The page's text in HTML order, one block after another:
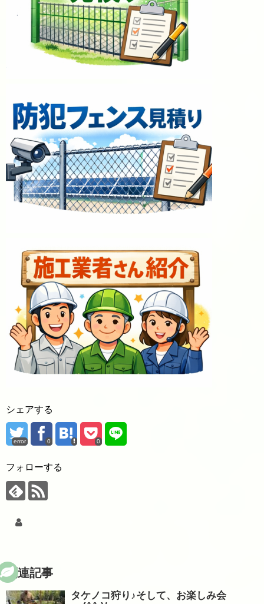
シェアする
error 0 0
フォローする
関連記事
タケノコ狩り♪そして、お楽しみ会